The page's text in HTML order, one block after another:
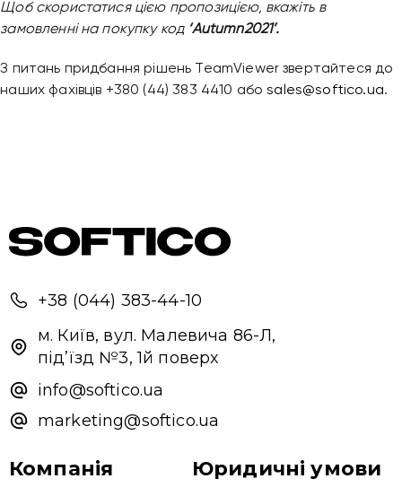
Щоб скористатися цією пропозицією, вкажіть в
замовленні на покупку код ‘Autumn2021’.
З питань придбання рішень TeamViewer звертайтеся до
наших фахівців +380 (44) 383 4410 абоsales@softico.ua.
+38 (044) 383-44-10
м. Київ, вул. Малевича 86-Л,
під’їзд №3, 1й поверх
info@softico.ua
marketing@softico.ua
Компанія Юридичні умови
Привіт 👋, чим тобі допомогти?
Ми зазвичай відповідаємо дуже швидко
Надіслати повідомлення